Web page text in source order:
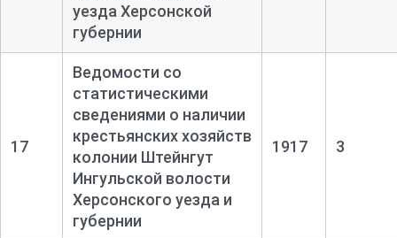
уезда Херсонской
губернии
17
Ведомости со
статистическими
сведениями о наличии
крестьянских хозяйств
колонии Штейнгут
Ингульской волости
Херсонского уезда и
губернии
1917 3